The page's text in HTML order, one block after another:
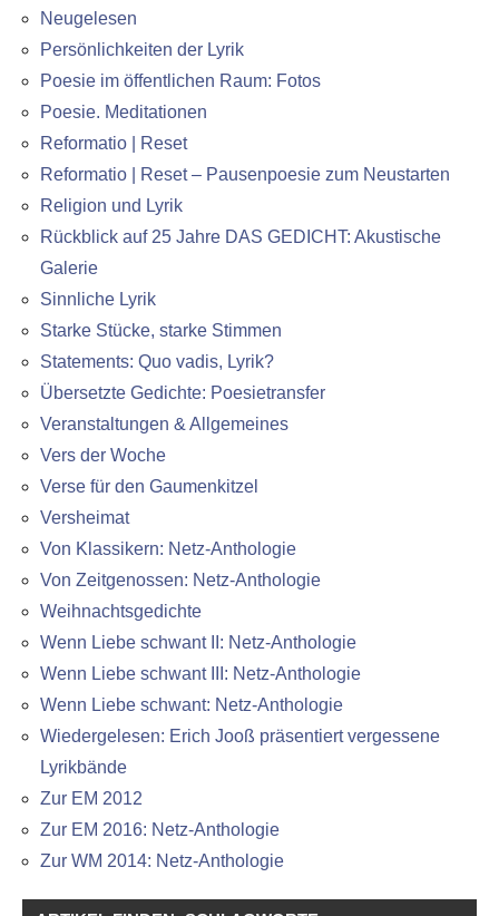
Neugelesen
Persönlichkeiten der Lyrik
Poesie im öffentlichen Raum: Fotos
Poesie. Meditationen
Reformatio | Reset
Reformatio | Reset – Pausenpoesie zum Neustarten
Religion und Lyrik
Rückblick auf 25 Jahre DAS GEDICHT: Akustische
Galerie
Sinnliche Lyrik
Starke Stücke, starke Stimmen
Statements: Quo vadis, Lyrik?
Übersetzte Gedichte: Poesietransfer
Veranstaltungen & Allgemeines
Vers der Woche
Verse für den Gaumenkitzel
Versheimat
Von Klassikern: Netz-Anthologie
Von Zeitgenossen: Netz-Anthologie
Weihnachtsgedichte
Wenn Liebe schwant II: Netz-Anthologie
Wenn Liebe schwant III: Netz-Anthologie
Wenn Liebe schwant: Netz-Anthologie
Wiedergelesen: Erich Jooß präsentiert vergessene
Lyrikbände
Zur EM 2012
Zur EM 2016: Netz-Anthologie
Zur WM 2014: Netz-Anthologie